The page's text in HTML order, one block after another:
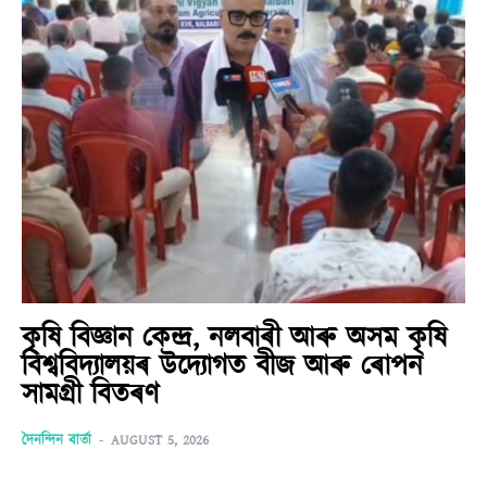
কৃষি বিজ্ঞান কেন্দ্ৰ, নলবাৰী আৰু অসম কৃষি
বিশ্ববিদ্যালয়ৰ উদ্যোগত বীজ আৰু ৰোপন
সামগ্ৰী বিতৰণ
দৈনন্দিন বাৰ্তা - AUGUST 5, 2026